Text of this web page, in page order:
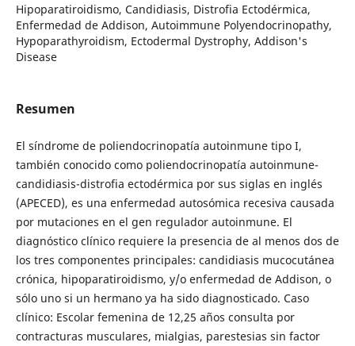
Hipoparatiroidismo, Candidiasis, Distrofia Ectodérmica,
Enfermedad de Addison, Autoimmune Polyendocrinopathy,
Hypoparathyroidism, Ectodermal Dystrophy, Addison's
Disease
Resumen
El síndrome de poliendocrinopatía autoinmune tipo I,
también conocido como poliendocrinopatía autoinmune-
candidiasis-distrofia ectodérmica por sus siglas en inglés
(APECED), es una enfermedad autosómica recesiva causada
por mutaciones en el gen regulador autoinmune. El
diagnóstico clínico requiere la presencia de al menos dos de
los tres componentes principales: candidiasis mucocutánea
crónica, hipoparatiroidismo, y/o enfermedad de Addison, o
sólo uno si un hermano ya ha sido diagnosticado. Caso
clínico: Escolar femenina de 12,25 años consulta por
contracturas musculares, mialgias, parestesias sin factor